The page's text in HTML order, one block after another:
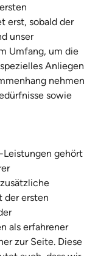
erst, sobald der
unser
Umfang, um die
Anliegen
nehmen
sowie
gehört
der ersten
als erfahrener
zur Seite. Diese